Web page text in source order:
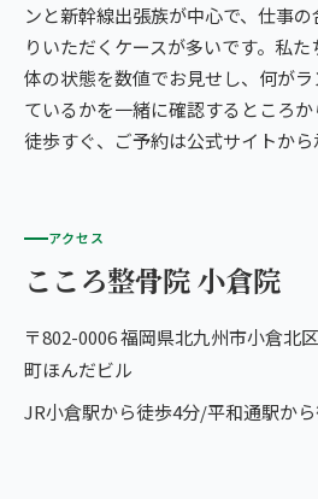
ンと新幹線出張族が中心で、仕事
りいただくケースが多いです。私
体の状態を数値でお見せし、何が
ているかを一緒に確認するところ
徒歩すぐ、ご予約は公式サイトから
アクセス
こころ整骨院 小倉院
〒802-0006 福岡県北九州市小倉北
町ほんだビル
JR小倉駅から徒歩4分/平和通駅か